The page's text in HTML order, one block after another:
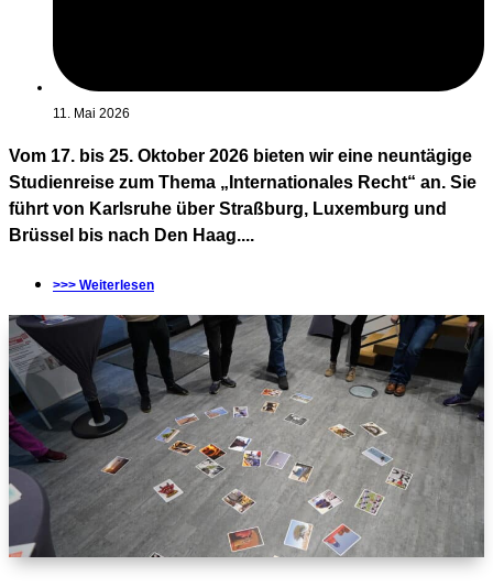
11. Mai 2026
Vom 17. bis 25. Oktober 2026 bieten wir eine neuntägige
Studienreise zum Thema „Internationales Recht“ an. Sie
führt von Karlsruhe über Straßburg, Luxemburg und
Brüssel bis nach Den Haag....
>>> Weiterlesen